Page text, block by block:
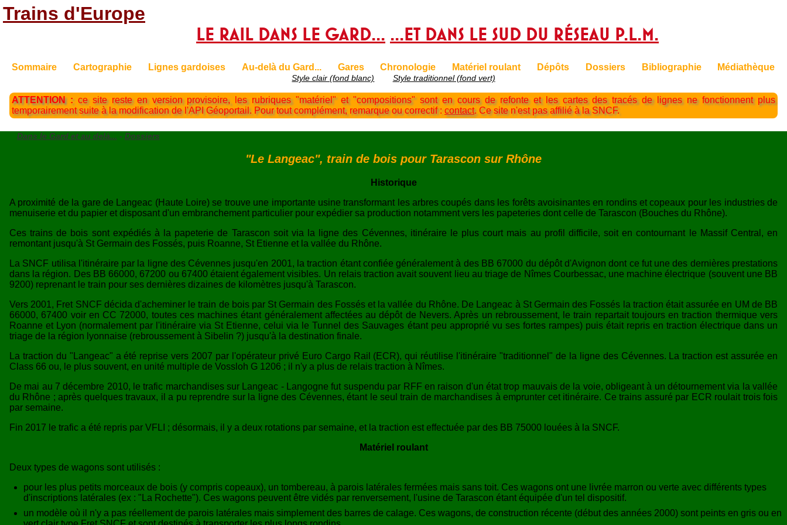
Trains d'Europe
Le Rail dans le Gard... ...Et dans le sud du réseau P.L.M.
Sommaire Cartographie Lignes gardoises Au-delà du Gard... Gares Chronologie Matériel roulant Dépôts Dossiers Bibliographie Médiathèque
Style clair (fond blanc) Style traditionnel (fond vert)
ATTENTION :ce site reste en version provisoire, les rubriques "matériel" et "compositions" sont en cours de refonte et les cartes des tracés de lignes ne fonctionnent plus
temporairement suite à la modification de l'API Géoportail. Pour tout complément, remarque ou correctif : contact. Ce site n'est pas affilié à la SNCF.
Dans le Gard et au delà... - Dossiers
"Le Langeac", train de bois pour Tarascon sur Rhône
Historique
A proximité de la gare de Langeac (Haute Loire) se trouve une importante usine transformant les arbres coupés dans les forêts avoisinantes en rondins et copeaux pour les industries de
menuiserie et du papier et disposant d'un embranchement particulier pour expédier sa production notamment vers les papeteries dont celle de Tarascon (Bouches du Rhône).
Ces trains de bois sont expédiés à la papeterie de Tarascon soit via la ligne des Cévennes, itinéraire le plus court mais au profil difficile, soit en contournant le Massif Central, en
remontant jusqu'à St Germain des Fossés, puis Roanne, St Etienne et la vallée du Rhône.
La SNCF utilisa l'itinéraire par la ligne des Cévennes jusqu'en 2001, la traction étant confiée généralement à des BB 67000 du dépôt d'Avignon dont ce fut une des dernières prestations
dans la région. Des BB 66000, 67200 ou 67400 étaient également visibles. Un relais traction avait souvent lieu au triage de Nîmes Courbessac, une machine électrique (souvent une BB
9200) reprenant le train pour ses dernières dizaines de kilomètres jusqu'à Tarascon.
Vers 2001, Fret SNCF décida d'acheminer le train de bois par St Germain des Fossés et la vallée du Rhône. De Langeac à St Germain des Fossés la traction était assurée en UM de BB
66000, 67400 voir en CC 72000, toutes ces machines étant généralement affectées au dépôt de Nevers. Après un rebroussement, le train repartait toujours en traction thermique vers
Roanne et Lyon (normalement par l'itinéraire via St Etienne, celui via le Tunnel des Sauvages étant peu approprié vu ses fortes rampes) puis était repris en traction électrique dans un
triage de la région lyonnaise (rebroussement à Sibelin ?) jusqu'à la destination finale.
La traction du "Langeac" a été reprise vers 2007 par l'opérateur privé Euro Cargo Rail (ECR), qui réutilise l'itinéraire "traditionnel" de la ligne des Cévennes. La traction est assurée en
Class 66 ou, le plus souvent, en unité multiple de Vossloh G 1206 ; il n'y a plus de relais traction à Nîmes.
De mai au 7 décembre 2010, le trafic marchandises sur Langeac - Langogne fut suspendu par RFF en raison d'un état trop mauvais de la voie, obligeant à un détournement via la vallée
du Rhône ; après quelques travaux, il a pu reprendre sur la ligne des Cévennes, étant le seul train de marchandises à emprunter cet itinéraire. Ce trains assuré par ECR roulait trois fois
par semaine.
Fin 2017 le trafic a été repris par VFLI ; désormais, il y a deux rotations par semaine, et la traction est effectuée par des BB 75000 louées à la SNCF.
Matériel roulant
Deux types de wagons sont utilisés :
pour les plus petits morceaux de bois (y compris copeaux), un tombereau, à parois latérales fermées mais sans toit. Ces wagons ont une livrée marron ou verte avec différents types
d'inscriptions latérales (ex : "La Rochette"). Ces wagons peuvent être vidés par renversement, l'usine de Tarascon étant équipée d'un tel dispositif.
un modèle où il n'y a pas réellement de parois latérales mais simplement des barres de calage. Ces wagons, de construction récente (début des années 2000) sont peints en gris ou en